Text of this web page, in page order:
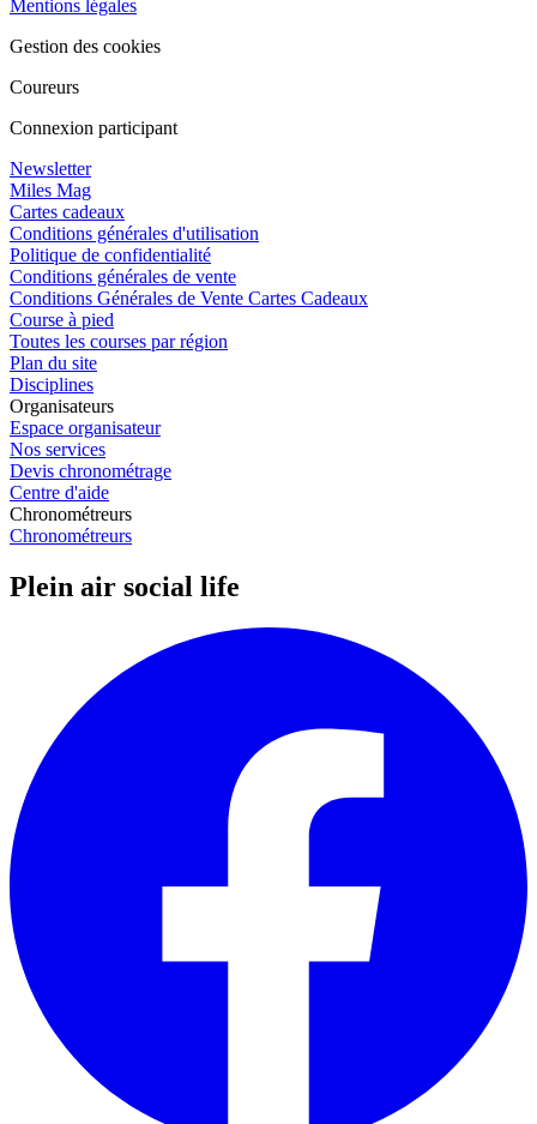
Mentions légales
Gestion des cookies
Coureurs
Connexion participant
Newsletter
Miles Mag
Cartes cadeaux
Conditions générales d'utilisation
Politique de confidentialité
Conditions générales de vente
Conditions Générales de Vente Cartes Cadeaux
Course à pied
Toutes les courses par région
Plan du site
Disciplines
Organisateurs
Espace organisateur
Nos services
Devis chronométrage
Centre d'aide
Chronométreurs
Chronométreurs
Plein air social life